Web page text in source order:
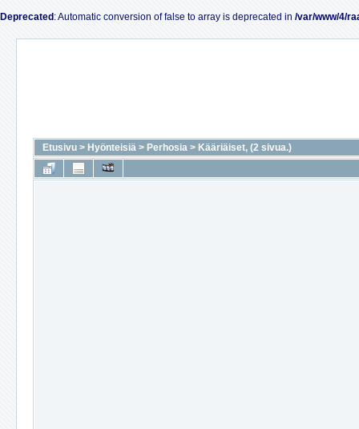
Deprecated : Automatic conversion of false to array is deprecated in /var/www/4/
Etusivu > Hyönteisiä > Perhosia > Kääriäiset, (2 sivua.)